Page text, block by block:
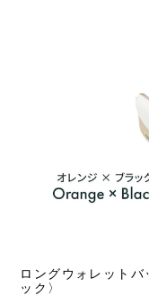
ロングウォレット
ック〉